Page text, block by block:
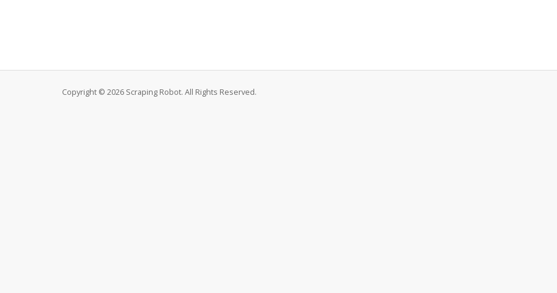
Copyright © 2026 Scraping Robot. All Rights Reserved.